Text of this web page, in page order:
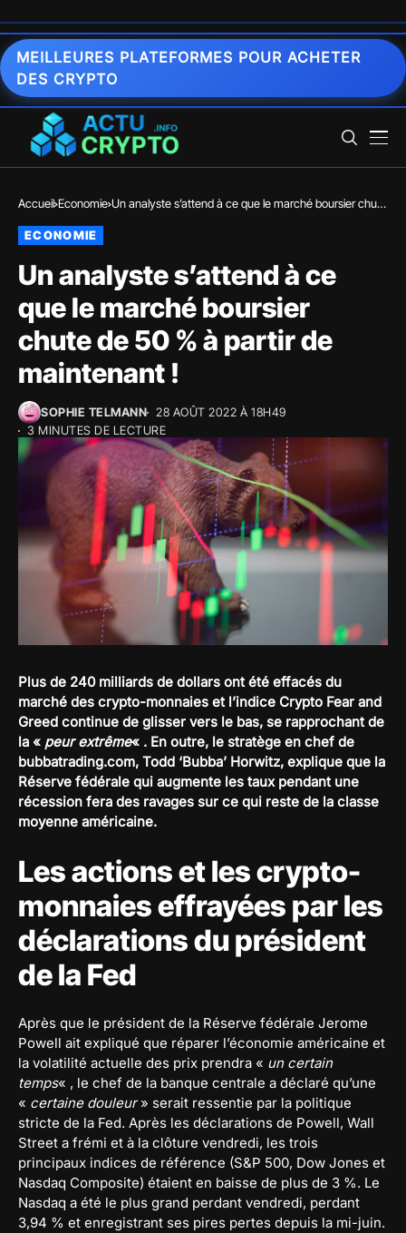
MEILLEURES PLATEFORMES POUR ACHETER
DES CRYPTO
Accueil Economie Un analyste s’attend à ce que le marché boursier chute
ECONOMIE
Un analyste s’attend à ce
que le marché boursier
chute de 50 % à partir de
maintenant !
SOPHIE TELMANN
28 AOÛT 2022 À 18H49
3 MINUTES DE LECTURE
Plus de 240 milliards de dollars ont été effacés du
marché des crypto-monnaies et l’indice Crypto Fear and
Greed continue de glisser vers le bas, se rapprochant de
la « peur extrême« . En outre, le stratège en chef de
bubbatrading.com, Todd ‘Bubba’ Horwitz, explique que la
Réserve fédérale qui augmente les taux pendant une
récession fera des ravages sur ce qui reste de la classe
moyenne américaine.
Les actions et les crypto-
monnaies effrayées par les
déclarations du président
de la Fed
Après que le président de la Réserve fédérale Jerome
Powell ait expliqué que réparer l’économie américaine et
la volatilité actuelle des prix prendra « un certain
temps« , le chef de la banque centrale a déclaré qu’une
« certaine douleur» serait ressentie par la politique
stricte de la Fed. Après les déclarations de Powell, Wall
Street a frémi et à la clôture vendredi, les trois
principaux indices de référence (S&P 500, Dow Jones et
Nasdaq Composite) étaient en baisse de plus de 3 %. Le
Nasdaq a été le plus grand perdant vendredi, perdant
3,94 % et enregistrant ses pires pertes depuis la mi-juin.